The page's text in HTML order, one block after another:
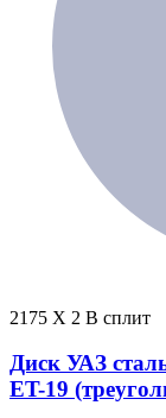
2175 X 2 В сплит
Диск УАЗ
ET-19